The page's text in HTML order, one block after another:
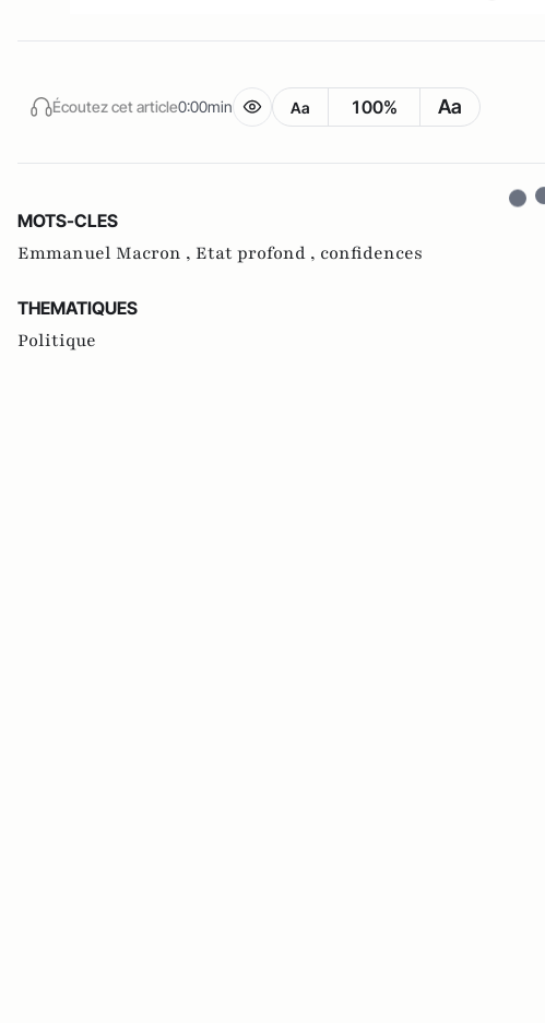
Écoutez cet article0:00min Aa 100% Aa
MOTS-CLES
Emmanuel Macron , Etat profond , confidences
THEMATIQUES
Politique